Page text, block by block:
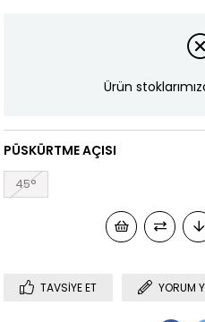
Ürün
PÜSKÜRTME AÇISI
45°
TAVSIYE ET YORUM